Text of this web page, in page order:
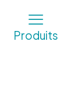
Produits